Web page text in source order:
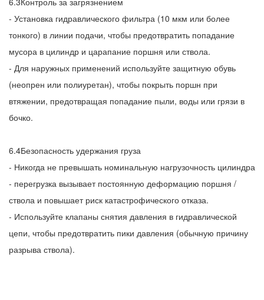
- Установка гидравлического фильтра (10 мкм или более
тонкого) в линии подачи, чтобы предотвратить попадание
мусора в цилиндр и царапание поршня или ствола.
- Для наружных применений используйте защитную обувь
(неопрен или полиуретан), чтобы покрыть поршн при
втяжении, предотвращая попадание пыли, воды или грязи в
бочко.
6.4Безопасность удержания груза
- Никогда не превышать номинальную нагрузочность цилиндра
- перегрузка вызывает постоянную деформацию поршня /
ствола и повышает риск катастрофического отказа.
- Используйте клапаны снятия давления в гидравлической
цепи, чтобы предотвратить пики давления (обычную причину
разрыва ствола).